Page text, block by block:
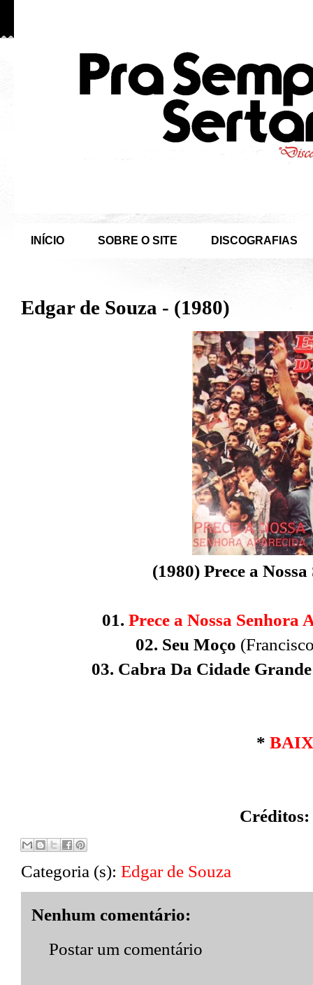
INÍCIO SOBRE O SITE DISCOGRAFIAS
Edgar de Souza - (1980)
(1980) Prece a
01. Prece a Nossa Senhora
02. Seu Moço
03. Cabra Da Cidade Grande
*
Categoria (s): Edgar de Souza
Nenhum comentário:
Postar um comentário